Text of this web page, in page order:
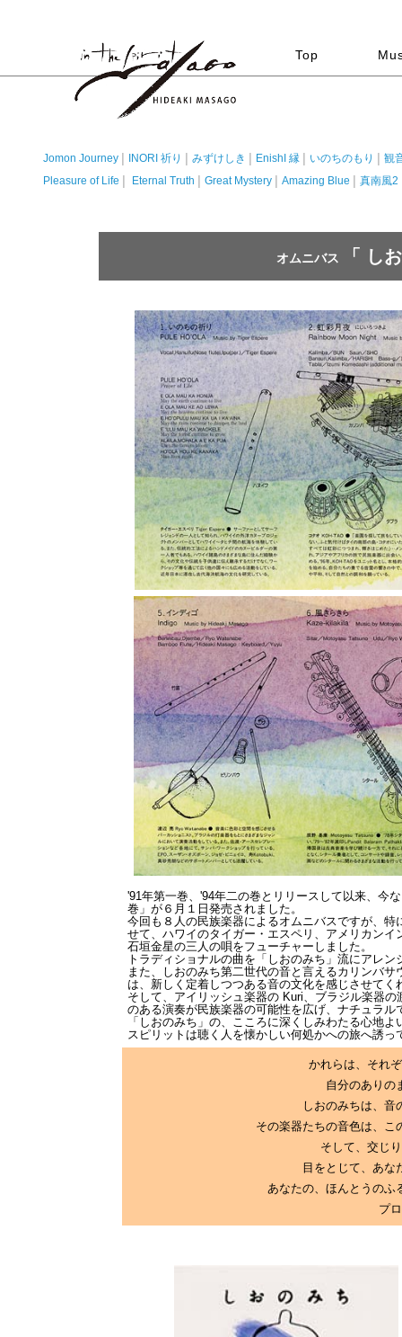
Top
Jomon Journey INORI 祈り みずけしき EnishI 縁 いのちのもり
観
Pleasure of Life
Eternal Truth Great Mystery Amazing Blue 真南風2
オムニバス 「 し
'91年第一巻、'94年二の巻とリリースして以来、今
巻」が６月１日発売されました。
今回も８人の民族楽器によるオムニバスですが、
せて、ハワイのタイガー・エスペリ、アメリカン
石垣金星の三人の唄をフューチャーしました。
トラディショナルの曲を「しおのみち」流にアレ
また、しおのみち第二世代の音と言えるカリンバ
は、新しく定着しつつある音の文化を感じさせてく
そして、アイリッシュ楽器の Kuri、ブラジル楽器
のある演奏が民族楽器の可能性を広げ、ナチュラ
「しおのみち」の、こころに深くしみわたる心地
スピリットは聴く人を懐かしい何処かへの旅へ誘っ
かれらは、それ
自分のありの
しおのみちは、音
その楽器たちの音色は、こ
そして、交じ
目をとじて、あな
あなたの、ほんとうのふ
プ